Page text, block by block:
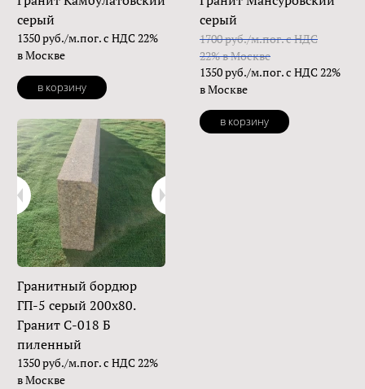
серый
1350 руб./м.пог. с НДС 22%
в Москве
в корзину
серый
1700 руб./м.пог. с НДС
22% в Москве
1350 руб./м.пог. с НДС 22%
в Москве
в корзину
Гранитный бордюр
ГП-5 серый 200х80.
Гранит С-018 Б
пиленный
1350 руб./м.пог. с НДС 22%
в Москве